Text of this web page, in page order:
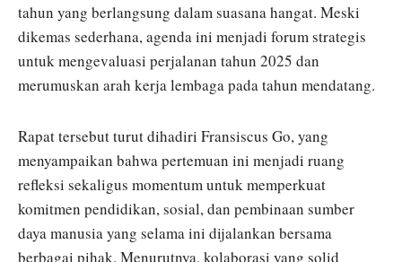
tahun yang berlangsung dalam suasana hangat. Meski
dikemas sederhana, agenda ini menjadi forum strategis
untuk mengevaluasi perjalanan tahun 2025 dan
merumuskan arah kerja lembaga pada tahun mendatang.
Rapat tersebut turut dihadiri Fransiscus Go, yang
menyampaikan bahwa pertemuan ini menjadi ruang
refleksi sekaligus momentum untuk memperkuat
komitmen pendidikan, sosial, dan pembinaan sumber
daya manusia yang selama ini dijalankan bersama
berbagai pihak. Menurutnya, kolaborasi yang solid